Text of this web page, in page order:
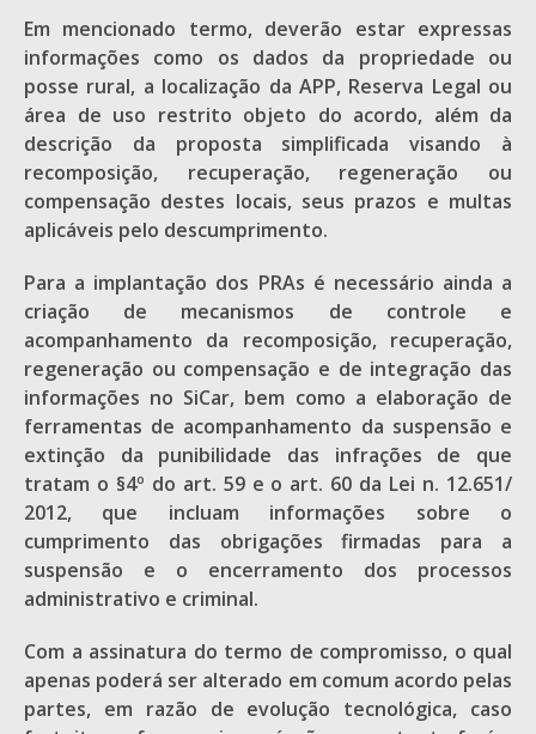
Em mencionado termo, deverão estar expressas
informações como os dados da propriedade ou
posse rural, a localização da APP, Reserva Legal ou
área de uso restrito objeto do acordo, além da
descrição da proposta simplificada visando à
recomposição, recuperação, regeneração ou
compensação destes locais, seus prazos e multas
aplicáveis pelo descumprimento.
Para a implantação dos PRAs é necessário ainda a
criação de mecanismos de controle e
acompanhamento da recomposição, recuperação,
regeneração ou compensação e de integração das
informações no SiCar, bem como a elaboração de
ferramentas de acompanhamento da suspensão e
extinção da punibilidade das infrações de que
tratam o §4º do art. 59 e o art. 60 da Lei n. 12.651/
2012, que incluam informações sobre o
cumprimento das obrigações firmadas para a
suspensão e o encerramento dos processos
administrativo e criminal.
Com a assinatura do termo de compromisso, o qual
apenas poderá ser alterado em comum acordo pelas
partes, em razão de evolução tecnológica, caso